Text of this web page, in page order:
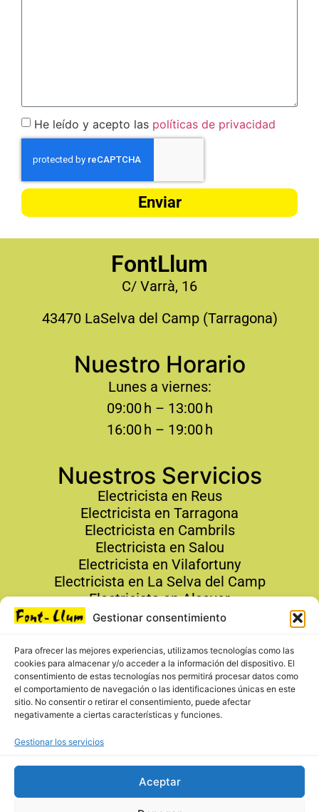
Gestionar consentimiento
Para ofrecer las mejores experiencias, utilizamos tecnologías como las
cookies para almacenar y/o acceder a la información del dispositivo. El
consentimiento de estas tecnologías nos permitirá procesar datos como
el comportamiento de navegación o las identificaciones únicas en este
sitio. No consentir o retirar el consentimiento, puede afectar
negativamente a ciertas características y funciones.
Gestionar los servicios
Aceptar
He leído y acepto las políticas de privacidad
Enviar
FontLlum
C/ Varrà, 16
43470 LaSelva del Camp (Tarragona)
Nuestro Horario
Lunes a viernes:
09:00 h – 13:00 h
16:00 h – 19:00 h
Nuestros Servicios
Electricista en Reus
Electricista en Tarragona
Electricista en Cambrils
Electricista en Salou
Electricista en Vilafortuny
Electricista en La Selva del Camp
Electricista en Alcover
679 19 19 24
info@fontllumreus.com
679 19 19 24